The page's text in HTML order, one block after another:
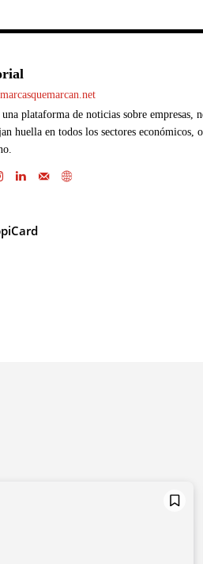
una plataforma de noticias sobre empresas,
huella en todos los sectores económicos,